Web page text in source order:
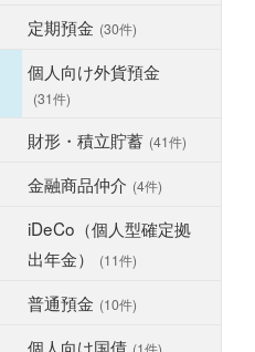
定期預金 (30件)
個人向け外貨預金
(31件)
財形・積立貯蓄 (41件)
金融商品仲介 (4件)
iDeCo（個人型確定拠
出年金）
(11件)
普通預金 (10件)
個人向け国債 (1件)